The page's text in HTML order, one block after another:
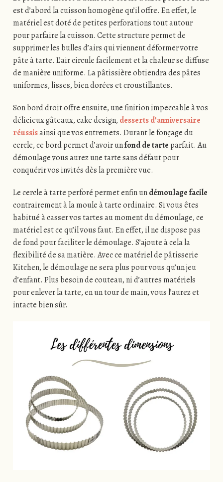
est d’abord la cuisson homogène qu’il offre. En effet, le
matériel est doté de petites perforations tout autour
pour parfaire la cuisson. Cette structure permet de
supprimer les bulles d’airs qui viennent déformer votre
pâte à tarte. L’air circule facilement et la chaleur se diffuse
de manière uniforme. La pâtissière obtiendra des pâtes
uniformes, lisses, bien dorées et croustillantes.
Son bord droit offre ensuite, une finition impeccable à vos
délicieux gâteaux, cake design, desserts d’anniversaire
réussisainsi que vos entremets. Durant le fonçage du
cercle, ce bord permet d’avoir unfond de tarte parfait. Au
démoulage vous aurez une tarte sans défaut pour
conquérir vos invités dès la première vue.
Le cercle à tarte perforé permet enfin undémoulage facile
contrairement à la moule à tarte ordinaire. Si vous êtes
habitué à casser vos tartes au moment du démoulage, ce
matériel est ce qu’il vous faut. En effet, il ne dispose pas
de fond pour faciliter le démoulage. S’ajoute à cela la
flexibilité de sa matière. Avec ce matériel de pâtisserie
Kitchen, le démoulage ne sera plus pour vous qu’un jeu
d’enfant. Plus besoin de couteau, ni d’autres matériels
pour enlever la tarte, en un tour de main, vous l’aurez et
intacte bien sûr.